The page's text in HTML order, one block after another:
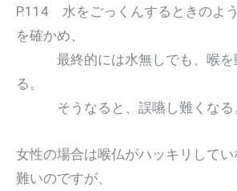
P.114 水をごっくんするときのよ
を確かめ、
最終的には水無しでも、喉を
る。
そうなると、誤嚥し難くなる
女性の場合は喉仏がハッキリしてい
難いのですが、